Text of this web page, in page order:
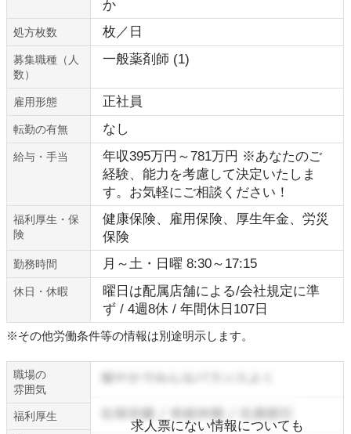
か
処方枚数 枚／日
募集職種（人
数）
一般薬剤師 (1)
雇用形態 正社員
転勤の有無 なし
給与・手当
年収395万円～781万円 ※あなたのご
経験、能力を考慮して決定いたしま
す。お気軽にご相談ください！
福利厚生・保
険
健康保険、雇用保険、厚生年金、労災
保険
勤務時間 月～土・日曜 8:30～17:15
休日・休暇
曜日は配属店舗による/会社規定に準
ず / 4週8休 / 年間休日107日
※その他労働条件等の情報は別途明示します。
職場の
雰囲気
求人票にない情報についても
福利厚生